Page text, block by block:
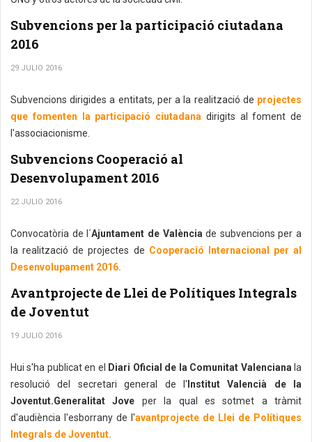
Subvencions per la participació ciutadana
2016
29 JULIO 2016
Subvencions dirigides a entitats, per a la realització de projectes
que fomenten la participació ciutadana dirigits al foment de
l'associacionisme.
Subvencions Cooperació al
Desenvolupament 2016
22 JULIO 2016
Convocatòria de l´Ajuntament de València de subvencions per a
la realització de projectes de Cooperació Internacional per al
Desenvolupament 2016.
Avantprojecte de Llei de Polítiques Integrals
de Joventut
19 JULIO 2016
Hui s'ha publicat en el Diari Oficial de la Comunitat Valenciana la
resolució del secretari general de l' Institut Valencià de la
Joventut.Generalitat Jove per la qual es sotmet a tràmit
d'audiència l'esborrany de l'avantprojecte de Llei de Polítiques
Integrals de Joventut.